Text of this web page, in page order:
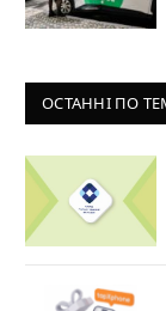
ОСТАННІ ПО